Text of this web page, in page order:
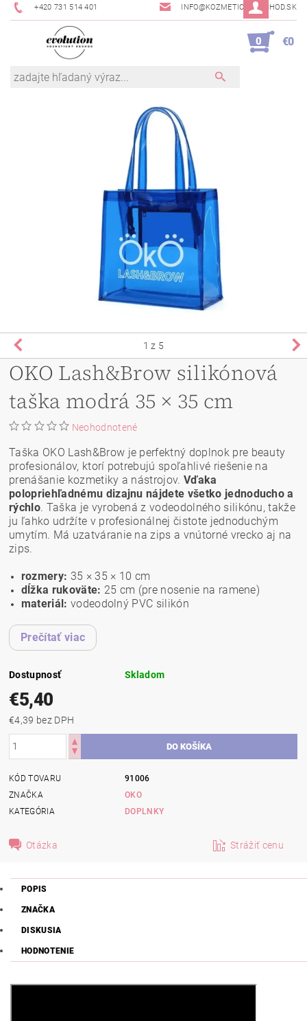
+420 731 514 401 INFO@KOZMETICKYOBCHOD.SK
0 €0
1 z 5
OKO Lash&Brow silikónová
taška modrá 35 × 35 cm
Neohodnotené
Taška OKO Lash&Brow je perfektný doplnok pre beauty
profesionálov, ktorí potrebujú spoľahlivé riešenie na
prenášanie kozmetiky a nástrojov. Vďaka
polopriehľadnému dizajnu nájdete všetko jednoducho a
rýchlo. Taška je vyrobená z vodeodolného silikónu, takže
ju ľahko udržíte v profesionálnej čistote jednoduchým
umytím. Má uzatváranie na zips a vnútorné vrecko aj na
zips.
rozmery: 35 × 35 × 10 cm
dĺžka rukoväte: 25 cm (pre nosenie na ramene)
materiál: vodeodolný PVC silikón
Prečítať viac
Dostupnosť Skladom
€5,40
€4,39 bez DPH
KÓD TOVARU
91006
ZNAČKA
OKO
KATEGÓRIA
DOPLNKY
Otázka Strážiť cenu
POPIS
ZNAČKA
DISKUSIA
HODNOTENIE